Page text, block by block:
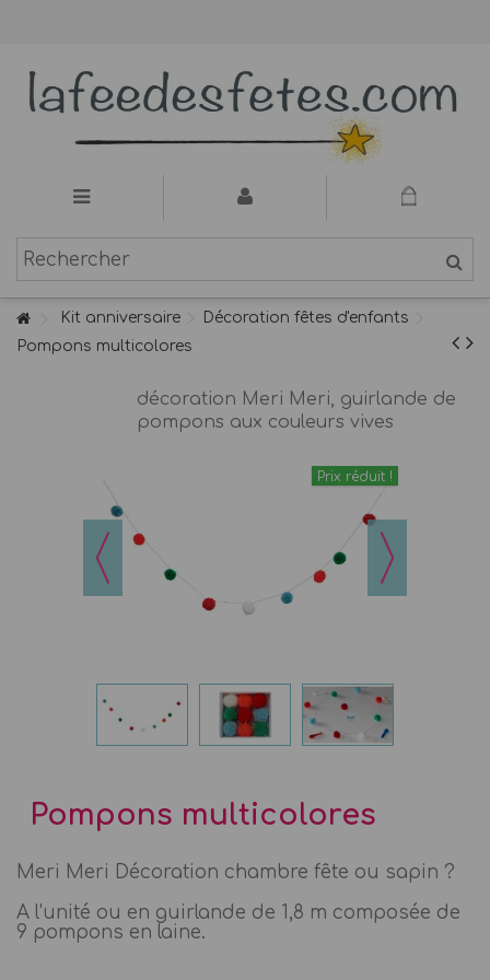
Kit anniversaire
Décoration fêtes d'enfants
Pompons multicolores
décoration Meri Meri, guirlande de
pompons aux couleurs vives
Prix réduit !
Pompons multicolores
Meri Meri Décoration chambre fête ou sapin ?
A l'unité ou en guirlande de 1,8 m composée de
9 pompons en laine.